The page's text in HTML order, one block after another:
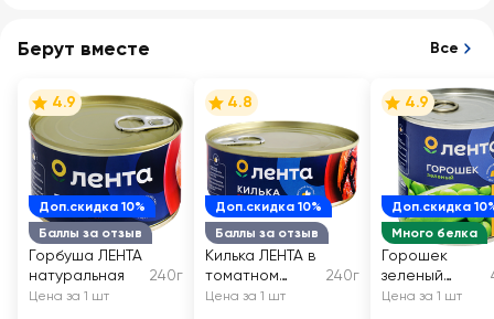
Берут вместе Все
Доп.скидка 10%
Баллы за отзыв
4.9
Горбуша ЛЕНТА
натуральная
240г
Цена за 1 шт
Доп.скидка 10%
Баллы за отзыв
4.8
Килька ЛЕНТА в
томатном
соусе
240г
Цена за 1 шт
Доп.скидка
Много белка
4.9
Горошек
зеленый
ЛЕНТА
Цена за 1 шт